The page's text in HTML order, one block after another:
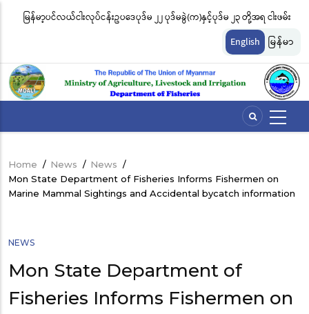
မြန်မာ့ပင်လယ်ငါးလုပ်ငန်းဥပဒေပုဒ်မ ၂၂ ပုဒ်မခွဲ(က)နှင့်ပုဒ်မ ၂၃ တို့အရ ငါးဖမ်း
ကိရိယာအမျိုးအစားအလိုက် လိုင်စင်ခနှုန်းထားများကို အောက်ပါအတိုင်း
English မြန်မာ
Breadcrumb
Home / News / News /
Mon State Department of Fisheries Informs Fishermen on
Marine Mammal Sightings and Accidental bycatch information
NEWS
Mon State Department of
Fisheries Informs Fishermen on